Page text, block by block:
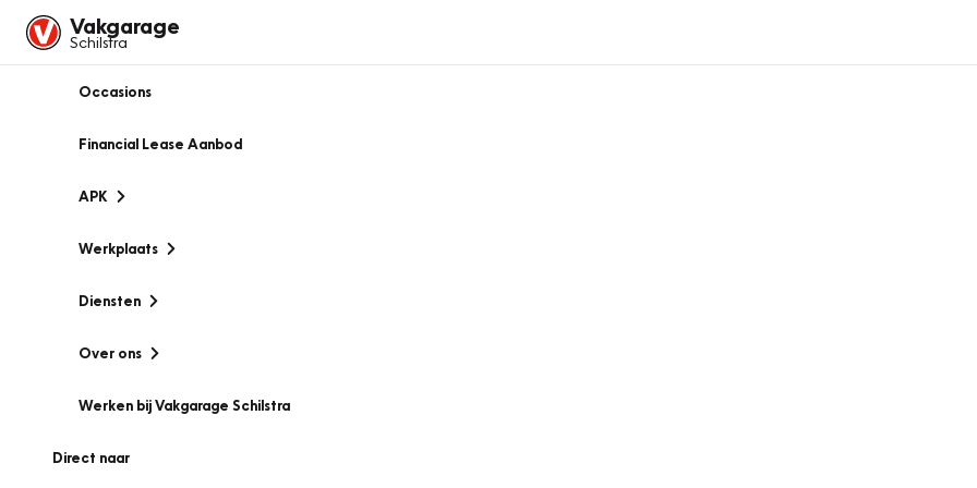
Vakgarage
Schilstra
Occasions
Financial Lease Aanbod
APK
Werkplaats
Diensten
Over ons
Werken bij Vakgarage Schilstra
Direct naar